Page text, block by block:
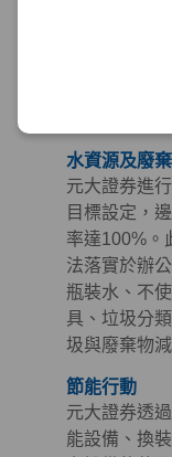
市政府推動
畫」。截至
由提倡綠色
水資源及廢
元大證券進
目標設定，
率達100%。
法落實於辦
瓶裝水、不
具、垃圾分
圾與廢棄物
節能行動
元大證券透
能設備、換